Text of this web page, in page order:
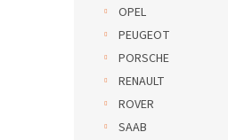
OPEL
PEUGEOT
PORSCHE
RENAULT
ROVER
SAAB